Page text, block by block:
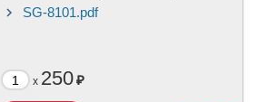
SG-8101.pdf
x 250₽